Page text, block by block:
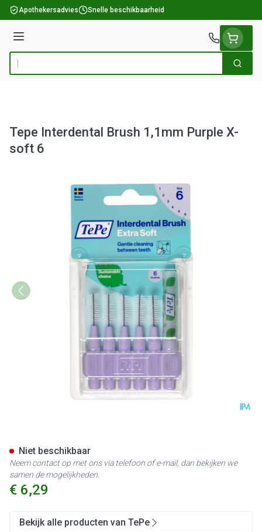
Ga naar de inhoud
Apothekersadvies Snelle beschikbaarheid
Menu
Product, merk, categorie... Zoek
Tepe Interdental Brush 1,1mm Purple X-
soft 6
€ 6,29
Niet beschikbaar
Neem contact op met ons via telefoon of e-mail, dan bekijken we
samen de mogelijkheden.
Bekijk alle producten van TePe